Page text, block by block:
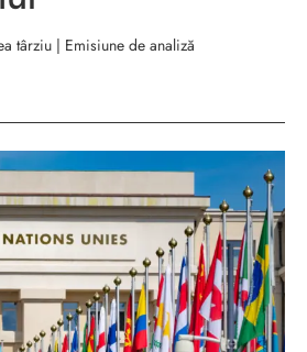
târziu | Emisiune de analiză